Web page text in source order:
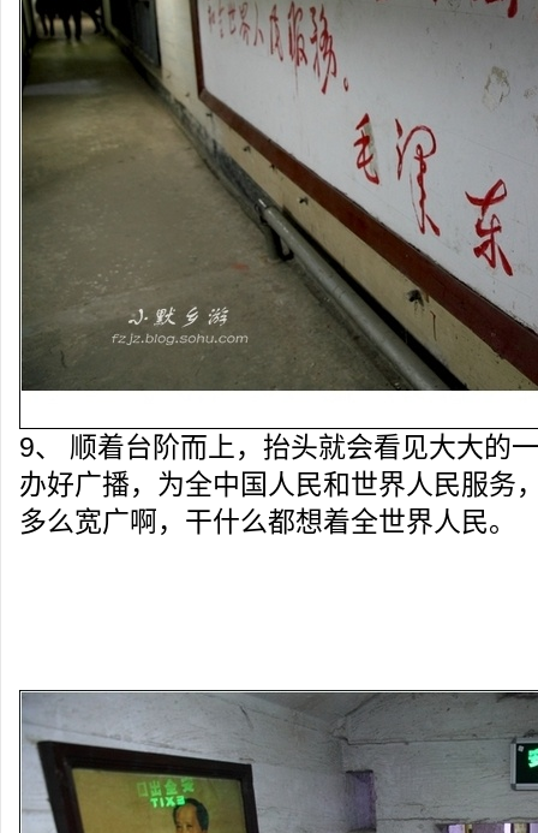
9、 顺着台阶而上，抬头就会看见大大的
办好广播，为全中国人民和世界人民服务
多么宽广啊，干什么都想着全世界人民。